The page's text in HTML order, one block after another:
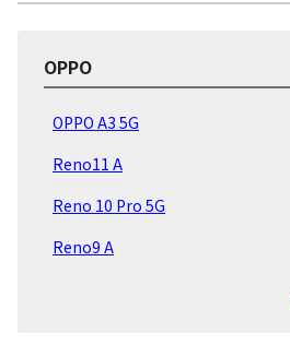
OPPO
OPPO A3 5G
Reno11 A
Reno 10 Pro 5G
Reno9 A